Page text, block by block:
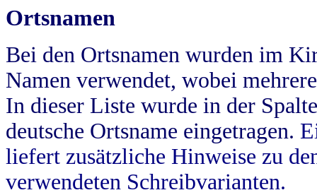
Ortsnamen
Bei den Ortsnamen wurden im
Namen verwendet, wobei
In dieser Liste wurde in der
deutsche Ortsname eingetragen.
liefert zusätzliche Hinweise zu
verwendeten Schreibvarianten.